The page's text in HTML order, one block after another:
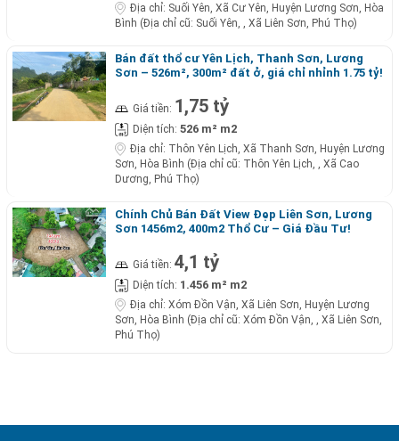
Địa chỉ: Suối Yên, Xã Cư Yên, Huyện Lương Sơn, Hòa
Bình (Địa chỉ cũ: Suối Yên, , Xã Liên Sơn, Phú Thọ)
Bán đất thổ cư Yên Lịch, Thanh Sơn, Lương
Sơn – 526m², 300m² đất ở, giá chỉ nhỉnh 1.75 tỷ!
Giá tiền: 1,75 tỷ
Diện tích: 526 m² m2
Địa chỉ: Thôn Yên Lịch, Xã Thanh Sơn, Huyện Lương
Sơn, Hòa Bình (Địa chỉ cũ: Thôn Yên Lịch, , Xã Cao
Dương, Phú Thọ)
Chính Chủ Bán Đất View Đẹp Liên Sơn, Lương
Sơn 1456m2, 400m2 Thổ Cư – Giá Đầu Tư!
Giá tiền: 4,1 tỷ
Diện tích: 1.456 m² m2
Địa chỉ: Xóm Đồn Vận, Xã Liên Sơn, Huyện Lương
Sơn, Hòa Bình (Địa chỉ cũ: Xóm Đồn Vận, , Xã Liên Sơn,
Phú Thọ)